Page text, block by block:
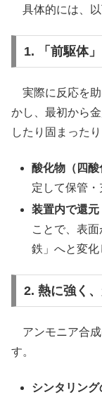
具体的には、以
1. 「前駆体
実際に反応を助
かし、最初から
したり固まった
酸化物（四酸
定して保管・
装置内で還元
ことで、表
鉄」へと変化
2. 熱に強く
アンモニア合成
す。
シンタリング